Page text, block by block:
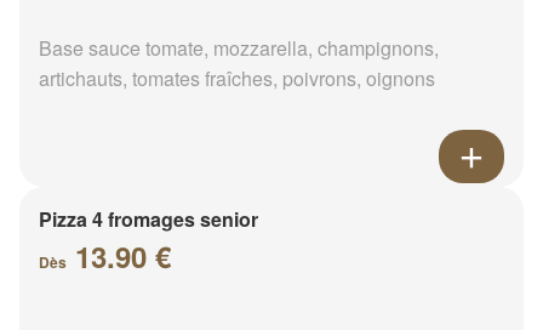
Base sauce tomate, mozzarella, champignons,
artichauts, tomates fraîches, poivrons, oignons
Pizza 4 fromages senior
Dès 13.90 €